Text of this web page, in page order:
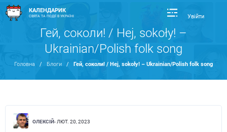
КАЛЕНДАРИК
СВЯТА ТА ПОДІЇ В УКРАЇНІ Увійти
Гей, соколи! / Hej, sokoły! –
Ukrainian/Polish folk song
Головна / Блоги / Гей, соколи! / Hej, sokoły! – Ukrainian/Polish folk song
ОЛЕКСІЙ- ЛЮТ. 20, 2023